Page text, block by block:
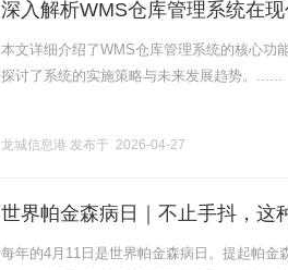
深入解析WMS仓库管理系统在
本文详细介绍了WMS仓库管理系统的核心功
探讨了系统的实施策略与未来发展趋势。......
龙城信息港 发布于 2026-04-27
世界帕金森病日｜不止手抖，这
每年的4月11日是世界帕金森病日。提起帕金